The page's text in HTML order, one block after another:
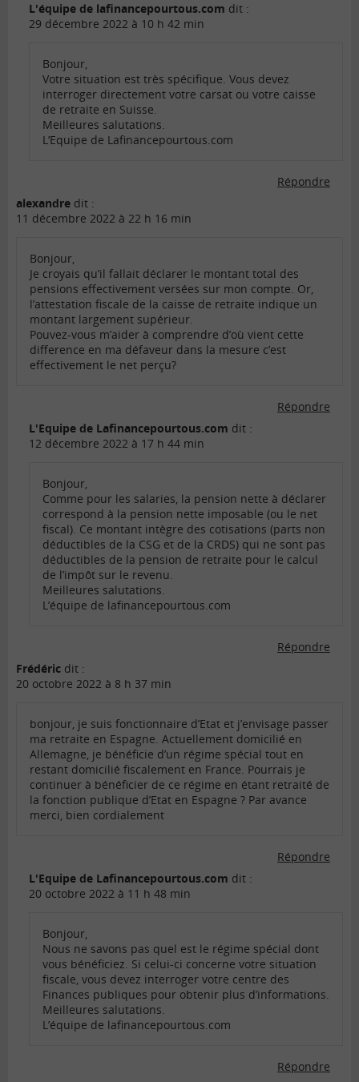
L'équipe de lafinancepourtous.com dit :
29 décembre 2022 à 10 h 42 min
Bonjour,
Votre situation est très spécifique. Vous devez
interroger directement votre carsat ou votre caisse
de retraite en Suisse.
Meilleures salutations.
L’Equipe de Lafinancepourtous.com
Répondre
alexandre dit :
11 décembre 2022 à 22 h 16 min
Bonjour,
Je croyais qu’il fallait déclarer le montant total des
pensions effectivement versées sur mon compte. Or,
l’attestation fiscale de la caisse de retraite indique un
montant largement supérieur.
Pouvez-vous m’aider à comprendre d’où vient cette
difference en ma défaveur dans la mesure c’est
effectivement le net perçu?
Répondre
L'Equipe de Lafinancepourtous.com dit :
12 décembre 2022 à 17 h 44 min
Bonjour,
Comme pour les salaries, la pension nette à déclarer
correspond à la pension nette imposable (ou le net
fiscal). Ce montant intègre des cotisations (parts non
déductibles de la CSG et de la CRDS) qui ne sont pas
déductibles de la pension de retraite pour le calcul
de l’impôt sur le revenu.
Meilleures salutations.
L’équipe de lafinancepourtous.com
Répondre
Frédéric dit :
20 octobre 2022 à 8 h 37 min
bonjour, je suis fonctionnaire d’Etat et j’envisage passer
ma retraite en Espagne. Actuellement domicilié en
Allemagne, je bénéficie d’un régime spécial tout en
restant domicilié fiscalement en France. Pourrais je
continuer à bénéficier de ce régime en étant retraité de
la fonction publique d’Etat en Espagne ? Par avance
merci, bien cordialement
Répondre
L'Equipe de Lafinancepourtous.com dit :
20 octobre 2022 à 11 h 48 min
Bonjour,
Nous ne savons pas quel est le régime spécial dont
vous bénéficiez. Si celui-ci concerne votre situation
fiscale, vous devez interroger votre centre des
Finances publiques pour obtenir plus d’informations.
Meilleures salutations.
L’équipe de lafinancepourtous.com
Répondre